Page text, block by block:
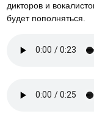
дикторов и
будет пополняться.